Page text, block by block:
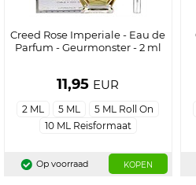
Creed Rose Imperiale - Eau de
Parfum - Geurmonster - 2 ml
11,95 EUR
2 ML 5 ML
5 ML Roll On
10 ML Reisformaat
Op voorraad KOPEN